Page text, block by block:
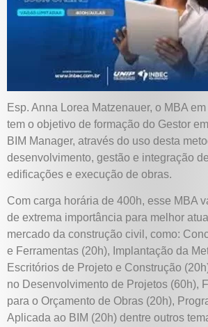
Esp. Anna Lorea Matzenauer, o MBA
tem o objetivo de formação do Gestor
BIM Manager, através do uso desta
desenvolvimento, gestão e integração
edificações e execução de obras.
Com carga horária de 400h, esse MBA
de extrema importância para melhor
mercado da construção civil, como:
e Ferramentas (20h), Implantação da
Escritórios de Projeto e Construção
no Desenvolvimento de Projetos (60h),
para o Orçamento de Obras (20h),
Aplicada ao BIM (20h) dentre outros